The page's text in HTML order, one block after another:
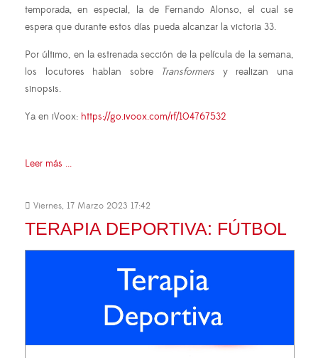
temporada, en especial, la de Fernando Alonso, el cual se
espera que durante estos días pueda alcanzar la victoria 33.
Por último, en la estrenada sección de la película de la semana,
los locutores hablan sobre Transformers y realizan una
sinopsis.
Ya en iVoox: https://go.ivoox.com/rf/104767532
Leer más ...
Viernes, 17 Marzo 2023 17:42
TERAPIA DEPORTIVA: FÚTBOL